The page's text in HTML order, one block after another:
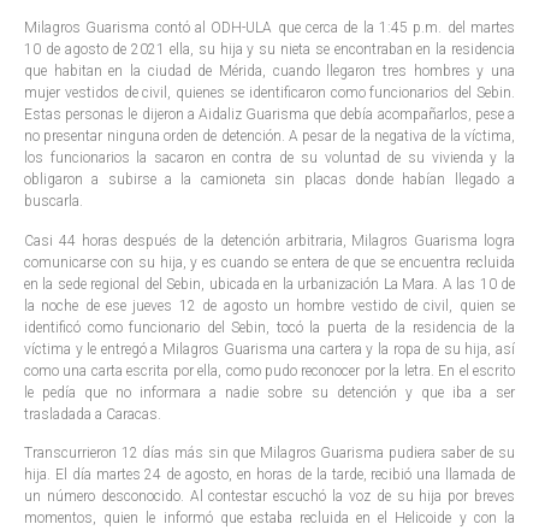
Milagros Guarisma contó al ODH-ULA que cerca de la 1:45 p.m. del martes
10 de agosto de 2021 ella, su hija y su nieta se encontraban en la residencia
que habitan en la ciudad de Mérida, cuando llegaron tres hombres y una
mujer vestidos de civil, quienes se identificaron como funcionarios del Sebin.
Estas personas le dijeron a Aidaliz Guarisma que debía acompañarlos, pese a
no presentar ninguna orden de detención. A pesar de la negativa de la víctima,
los funcionarios la sacaron en contra de su voluntad de su vivienda y la
obligaron a subirse a la camioneta sin placas donde habían llegado a
buscarla.
Casi 44 horas después de la detención arbitraria, Milagros Guarisma logra
comunicarse con su hija, y es cuando se entera de que se encuentra recluida
en la sede regional del Sebin, ubicada en la urbanización La Mara. A las 10 de
la noche de ese jueves 12 de agosto un hombre vestido de civil, quien se
identificó como funcionario del Sebin, tocó la puerta de la residencia de la
víctima y le entregó a Milagros Guarisma una cartera y la ropa de su hija, así
como una carta escrita por ella, como pudo reconocer por la letra. En el escrito
le pedía que no informara a nadie sobre su detención y que iba a ser
trasladada a Caracas.
Transcurrieron 12 días más sin que Milagros Guarisma pudiera saber de su
hija. El día martes 24 de agosto, en horas de la tarde, recibió una llamada de
un número desconocido. Al contestar escuchó la voz de su hija por breves
momentos, quien le informó que estaba recluida en el Helicoide y con la